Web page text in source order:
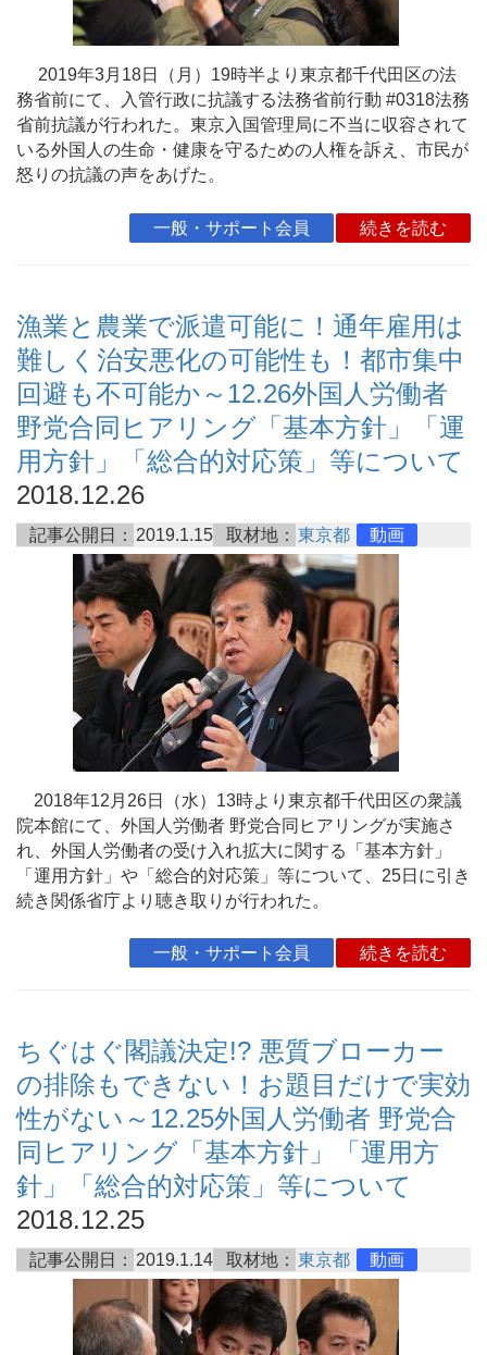
2019年3月18日（月）19時半より東京都千代田区の法
務省前にて、入管行政に抗議する法務省前行動 #0318法務
省前抗議が行われた。東京入国管理局に不当に収容されて
いる外国人の生命・健康を守るための人権を訴え、市民が
怒りの抗議の声をあげた。
一般・サポート会員 続きを読む
漁業と農業で派遣可能に！通年雇用は
難しく治安悪化の可能性も！都市集中
回避も不可能か～12.26外国人労働者
野党合同ヒアリング「基本方針」「運
用方針」「総合的対応策」等について
2018.12.26
記事公開日： 2019.1.15 取材地： 東京都 動画
2018年12月26日（水）13時より東京都千代田区の衆議
院本館にて、外国人労働者 野党合同ヒアリングが実施さ
れ、外国人労働者の受け入れ拡大に関する「基本方針」
「運用方針」や「総合的対応策」等について、25日に引き
続き関係省庁より聴き取りが行われた。
一般・サポート会員 続きを読む
ちぐはぐ閣議決定!? 悪質ブローカー
の排除もできない！お題目だけで実効
性がない～12.25外国人労働者 野党合
同ヒアリング「基本方針」「運用方
針」「総合的対応策」等について
2018.12.25
記事公開日： 2019.1.14 取材地： 東京都 動画